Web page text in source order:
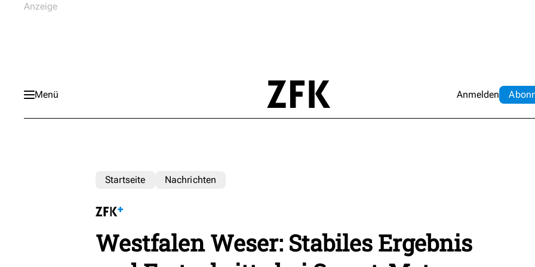
Menü Anmelden Abo
Startseite Nachrichten
Westfalen Weser: Stabiles Ergebnis